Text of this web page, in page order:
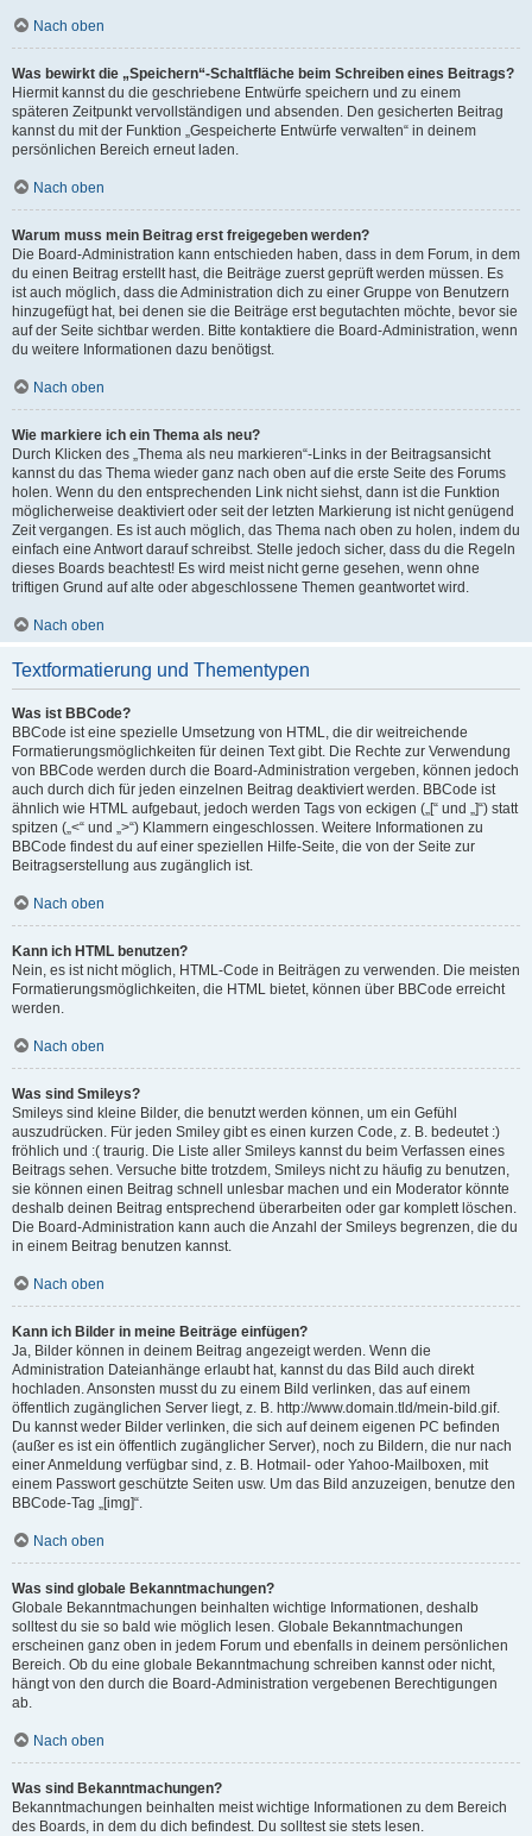
Nach oben
Was bewirkt die „Speichern“-Schaltfläche beim Schreiben eines Beitrags?
Hiermit kannst du die geschriebene Entwürfe speichern und zu einem
späteren Zeitpunkt vervollständigen und absenden. Den gesicherten Beitrag
kannst du mit der Funktion „Gespeicherte Entwürfe verwalten“ in deinem
persönlichen Bereich erneut laden.
Nach oben
Warum muss mein Beitrag erst freigegeben werden?
Die Board-Administration kann entschieden haben, dass in dem Forum, in dem
du einen Beitrag erstellt hast, die Beiträge zuerst geprüft werden müssen. Es
ist auch möglich, dass die Administration dich zu einer Gruppe von Benutzern
hinzugefügt hat, bei denen sie die Beiträge erst begutachten möchte, bevor sie
auf der Seite sichtbar werden. Bitte kontaktiere die Board-Administration, wenn
du weitere Informationen dazu benötigst.
Nach oben
Wie markiere ich ein Thema als neu?
Durch Klicken des „Thema als neu markieren“-Links in der Beitragsansicht
kannst du das Thema wieder ganz nach oben auf die erste Seite des Forums
holen. Wenn du den entsprechenden Link nicht siehst, dann ist die Funktion
möglicherweise deaktiviert oder seit der letzten Markierung ist nicht genügend
Zeit vergangen. Es ist auch möglich, das Thema nach oben zu holen, indem du
einfach eine Antwort darauf schreibst. Stelle jedoch sicher, dass du die Regeln
dieses Boards beachtest! Es wird meist nicht gerne gesehen, wenn ohne
triftigen Grund auf alte oder abgeschlossene Themen geantwortet wird.
Nach oben
Textformatierung und Thementypen
Was ist BBCode?
BBCode ist eine spezielle Umsetzung von HTML, die dir weitreichende
Formatierungsmöglichkeiten für deinen Text gibt. Die Rechte zur Verwendung
von BBCode werden durch die Board-Administration vergeben, können jedoch
auch durch dich für jeden einzelnen Beitrag deaktiviert werden. BBCode ist
ähnlich wie HTML aufgebaut, jedoch werden Tags von eckigen („[“ und „]“) statt
spitzen („<“ und „>“) Klammern eingeschlossen. Weitere Informationen zu
BBCode findest du auf einer speziellen Hilfe-Seite, die von der Seite zur
Beitragserstellung aus zugänglich ist.
Nach oben
Kann ich HTML benutzen?
Nein, es ist nicht möglich, HTML-Code in Beiträgen zu verwenden. Die meisten
Formatierungsmöglichkeiten, die HTML bietet, können über BBCode erreicht
werden.
Nach oben
Was sind Smileys?
Smileys sind kleine Bilder, die benutzt werden können, um ein Gefühl
auszudrücken. Für jeden Smiley gibt es einen kurzen Code, z. B. bedeutet :)
fröhlich und :( traurig. Die Liste aller Smileys kannst du beim Verfassen eines
Beitrags sehen. Versuche bitte trotzdem, Smileys nicht zu häufig zu benutzen,
sie können einen Beitrag schnell unlesbar machen und ein Moderator könnte
deshalb deinen Beitrag entsprechend überarbeiten oder gar komplett löschen.
Die Board-Administration kann auch die Anzahl der Smileys begrenzen, die du
in einem Beitrag benutzen kannst.
Nach oben
Kann ich Bilder in meine Beiträge einfügen?
Ja, Bilder können in deinem Beitrag angezeigt werden. Wenn die
Administration Dateianhänge erlaubt hat, kannst du das Bild auch direkt
hochladen. Ansonsten musst du zu einem Bild verlinken, das auf einem
öffentlich zugänglichen Server liegt, z. B. http://www.domain.tld/mein-bild.gif.
Du kannst weder Bilder verlinken, die sich auf deinem eigenen PC befinden
(außer es ist ein öffentlich zugänglicher Server), noch zu Bildern, die nur nach
einer Anmeldung verfügbar sind, z. B. Hotmail- oder Yahoo-Mailboxen, mit
einem Passwort geschützte Seiten usw. Um das Bild anzuzeigen, benutze den
BBCode-Tag „[img]“.
Nach oben
Was sind globale Bekanntmachungen?
Globale Bekanntmachungen beinhalten wichtige Informationen, deshalb
solltest du sie so bald wie möglich lesen. Globale Bekanntmachungen
erscheinen ganz oben in jedem Forum und ebenfalls in deinem persönlichen
Bereich. Ob du eine globale Bekanntmachung schreiben kannst oder nicht,
hängt von den durch die Board-Administration vergebenen Berechtigungen
ab.
Nach oben
Was sind Bekanntmachungen?
Bekanntmachungen beinhalten meist wichtige Informationen zu dem Bereich
des Boards, in dem du dich befindest. Du solltest sie stets lesen.